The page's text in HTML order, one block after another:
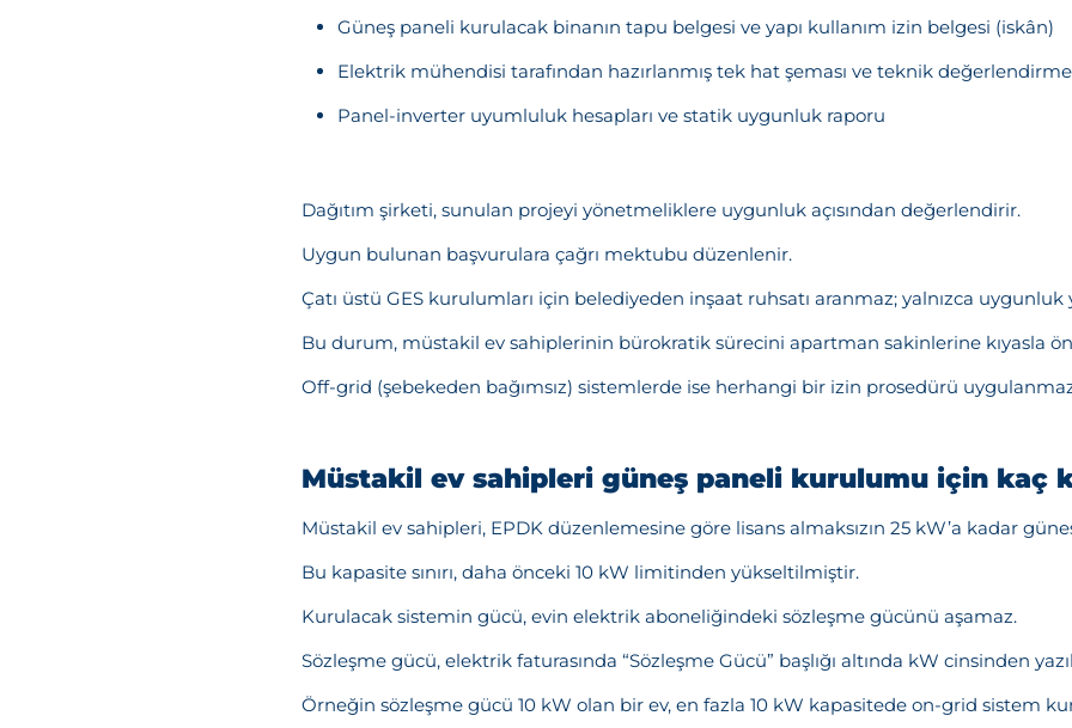
Güneş paneli kurulacak binanın tapu belgesi ve yapı kullanım izin belgesi (iskân)
Elektrik mühendisi tarafından hazırlanmış tek hat şeması ve teknik
Panel-inverter uyumluluk hesapları ve statik uygunluk raporu
Dağıtım şirketi, sunulan projeyi yönetmeliklere uygunluk açısından değerlendirir.
Uygun bulunan başvurulara çağrı mektubu düzenlenir.
Çatı üstü GES kurulumları için belediyeden inşaat ruhsatı aranmaz; yalnızca uygunluk
Bu durum, müstakil ev sahiplerinin bürokratik sürecini apartman sakinlerine kıyasla
Off-grid (şebekeden bağımsız) sistemlerde ise herhangi bir izin prosedürü
Müstakil ev sahipleri güneş paneli kurulumu için kaç
Müstakil ev sahipleri, EPDK düzenlemesine göre lisans almaksızın 25 kW’a kadar
Bu kapasite sınırı, daha önceki 10 kW limitinden yükseltilmiştir.
Kurulacak sistemin gücü, evin elektrik aboneliğindeki sözleşme gücünü aşamaz.
Sözleşme gücü, elektrik faturasında “Sözleşme Gücü” başlığı altında kW cinsinden
Örneğin sözleşme gücü 10 kW olan bir ev, en fazla 10 kW kapasitede on-grid sistem